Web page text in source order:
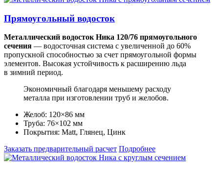
Прямоугольный водосток
Металлический водосток Ника 120/76 прямоугольного
сечения — водосточная система с увеличенной до 60%
пропускной способностью за счет прямоугольной формы
элементов. Высокая устойчивость к расширению льда
в зимний период.
Экономичный благодаря меньшему расходу
металла при изготовлении труб и желобов.
Желоб: 120×86 мм
Труба: 76×102 мм
Покрытия: Matt, Глянец, Цинк
Заказать предварительный расчет Подробнее